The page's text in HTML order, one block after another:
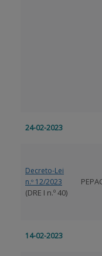
24-02-2023
Decreto-Lei
n.º 12/2023
(DRE I n.º 40)
14-02-2023